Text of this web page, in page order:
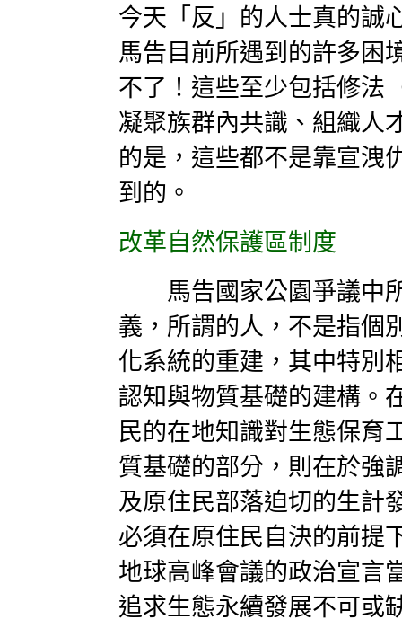
今天「反」的人士真的誠
馬告目前所遇到的許多困
不了！這些至少包括修法
凝聚族群內共識、組織人
的是，這些都不是靠宣洩
到的。
改革自然保護區制度
馬告國家公園爭議中所
義，所謂的人，不是指個
化系統的重建，其中特別
認知與物質基礎的建構。
民的在地知識對生態保育
質基礎的部分，則在於強
及原住民部落迫切的生計
必須在原住民自決的前提
地球高峰會議的政治宣言
追求生態永續發展不可或